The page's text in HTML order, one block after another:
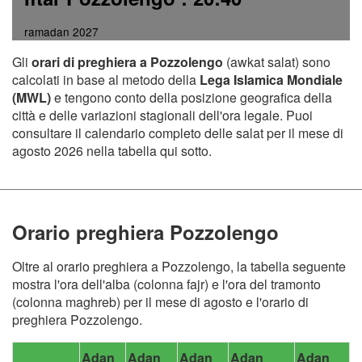
ramadan 2027
Gli orari di preghiera a Pozzolengo (awkat salat) sono
calcolati in base al metodo della Lega Islamica Mondiale
(MWL)e tengono conto della posizione geografica della
città e delle variazioni stagionali dell'ora legale. Puoi
consultare il calendario completo delle salat per il mese di
agosto 2026 nella tabella qui sotto.
Orario preghiera Pozzolengo
Oltre al orario preghiera a Pozzolengo, la tabella seguente
mostra l'ora dell'alba (colonna fajr) e l'ora del tramonto
(colonna maghreb) per il mese di agosto e l'orario di
preghiera Pozzolengo.
Adan Adan Adan Adan Adan